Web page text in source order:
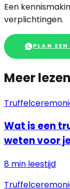
Een
verplichtingen.
PLAN
Meer lezen
Wat is een
weten voor
8 min leestijd